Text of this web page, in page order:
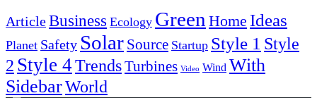
ArticleBusiness Ecology Green Home Ideas
Planet Safety Solar Source Startup Style 1 Style
2 Style 4TrendsTurbines Video Wind With
SidebarWorld